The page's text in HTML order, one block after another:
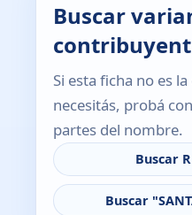
Buscar
Si esta ficha no es
necesitás, probá
partes del nombre.
Buscar
Buscar